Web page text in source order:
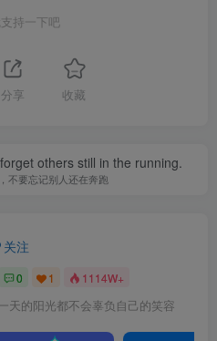
持一下吧
分享 收藏
others still in the running.
不要忘记别人还在奔跑
关注
0 1 1114W+
天的阳光都不会辜负自己的笑容